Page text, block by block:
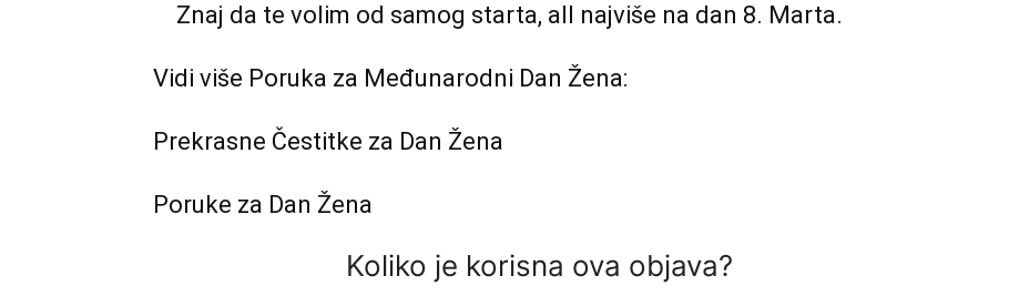
Znaj da te volim od samog starta, alI najviše na dan 8. Marta.
Vidi više Poruka za Međunarodni Dan Žena:
Prekrasne Čestitke za Dan Žena
Poruke za Dan Žena
Koliko je korisna ova objava?